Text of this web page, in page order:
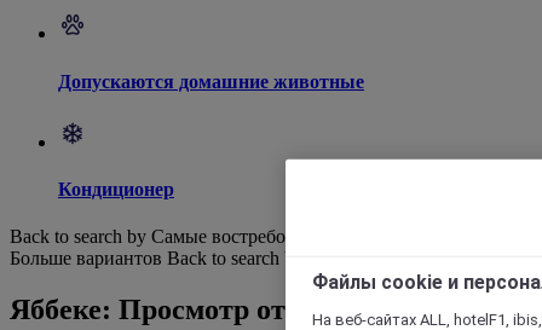
Допускаются домашние животные
Кондиционер
Back to search by Самые востребованные
Больше вариантов Back to search by categories
Яббеке: Просмотр отелей
Файлы cookie и
На веб-сайтах ALL, hotelF1,